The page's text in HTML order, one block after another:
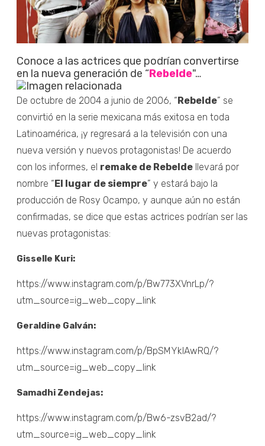
Conoce a las actrices que podrían convertirse
en la nueva generación de “Rebelde"…
De octubre de 2004 a junio de 2006, “Rebelde” se
convirtió en la serie mexicana más exitosa en toda
Latinoamérica, ¡y regresará a la televisión con una
nueva versión y nuevos protagonistas! De acuerdo
con los informes, el remake de Rebelde llevará por
nombre “El lugar de siempre” y estará bajo la
producción de Rosy Ocampo, y aunque aún no están
confirmadas, se dice que estas actrices podrían ser las
nuevas protagonistas:
Gisselle Kuri:
https://www.instagram.com/p/Bw773XVnrLp/?
utm_source=ig_web_copy_link
Geraldine Galván:
https://www.instagram.com/p/BpSMYklAwRQ/?
utm_source=ig_web_copy_link
Samadhi Zendejas:
https://www.instagram.com/p/Bw6-zsvB2ad/?
utm_source=ig_web_copy_link